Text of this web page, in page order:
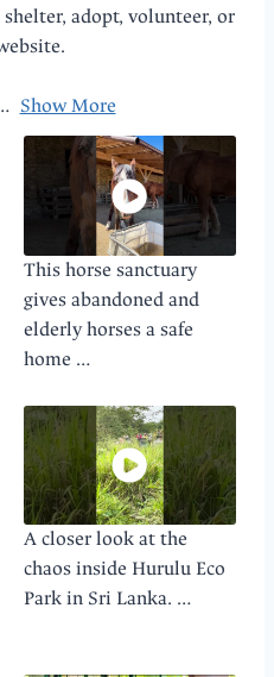
adopt, volunteer, or
Show More
This horse sanctuary
gives abandoned and
elderly horses a safe
home …
A closer look at the
chaos inside Hurulu Eco
Park in Sri Lanka. …